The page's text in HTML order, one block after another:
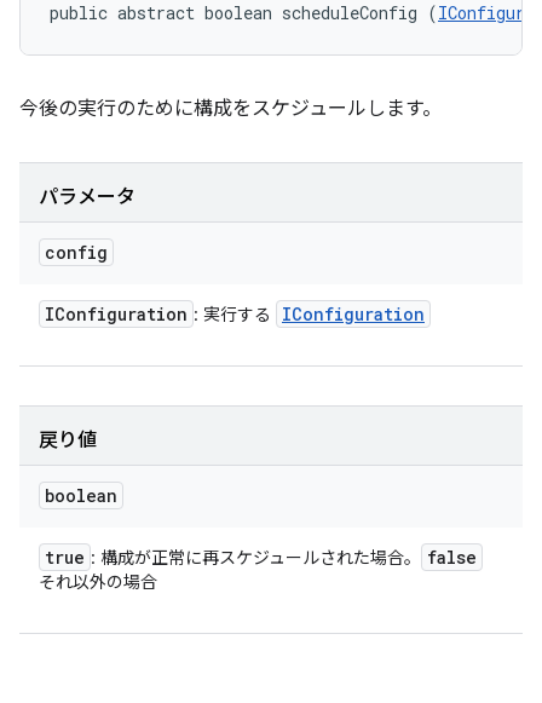
public abstract boolean scheduleConfig (
今後の実行のために構成をスケジュールします。
パラメータ
config
IConfiguration : 実行する IConfiguration
戻り値
boolean
true : 構成が正常に再スケジュールされた場合。 false
それ以外の場合